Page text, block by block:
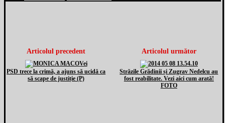
Articolul precedent
PSD trece la crimă, a ajuns să ucidă ca
să scape de justiție (P)
Articolul următor
Străzile Grădinii și Zugrav Nedelcu au
fost reabilitate. Vezi aici cum arată!
FOTO